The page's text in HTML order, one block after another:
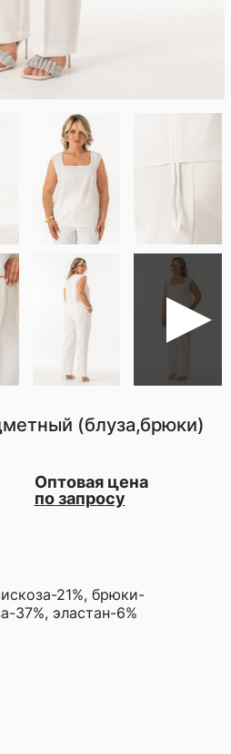
(блуза,брюки)
Оптовая цена
по запросу
21%, брюки-
37%, эластан-6%